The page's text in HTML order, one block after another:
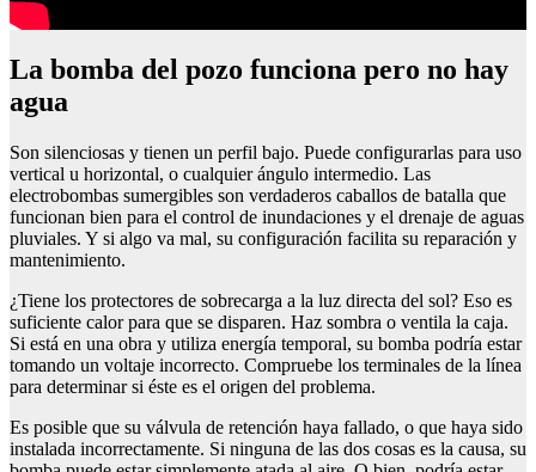
la bomba del pozo funciona pero no hay
agua
Son silenciosas y tienen un perfil bajo. Puede configurarlas para uso
vertical u horizontal, o cualquier ángulo intermedio. Las
electrobombas sumergibles son verdaderos caballos de batalla que
funcionan bien para el control de inundaciones y el drenaje de aguas
pluviales. Y si algo va mal, su configuración facilita su reparación y
mantenimiento.
¿Tiene los protectores de sobrecarga a la luz directa del sol? Eso es
suficiente calor para que se disparen. Haz sombra o ventila la caja.
Si está en una obra y utiliza energía temporal, su bomba podría estar
tomando un voltaje incorrecto. Compruebe los terminales de la línea
para determinar si éste es el origen del problema.
Es posible que su válvula de retención haya fallado, o que haya sido
instalada incorrectamente. Si ninguna de las dos cosas es la causa, su